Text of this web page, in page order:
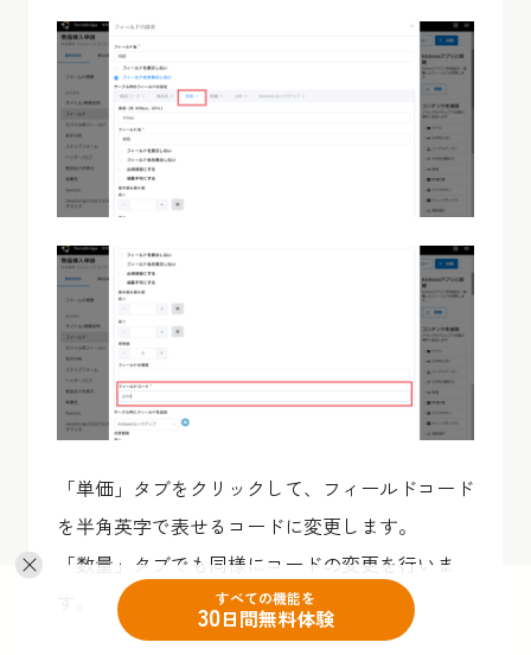
「単価」タブをクリックして、フィールドコード
を半角英字で表せるコードに変更します。
「数量」タブでも同様にコードの変更を行いま
すべての機能を
30日間無料体験